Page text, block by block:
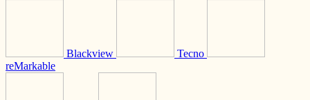
Blackview
Tecno
reMarkable